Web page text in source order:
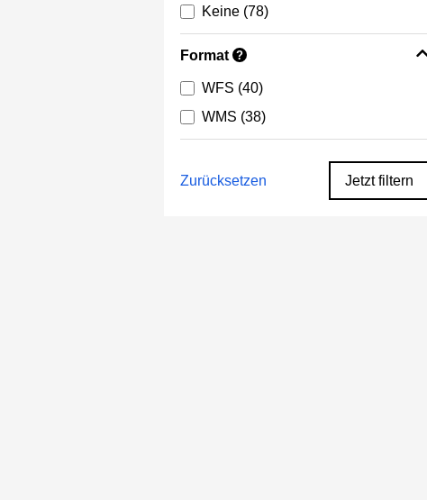
Keine (78)
Format ?
WFS (40)
WMS (38)
Zurücksetzen Jetzt filtern